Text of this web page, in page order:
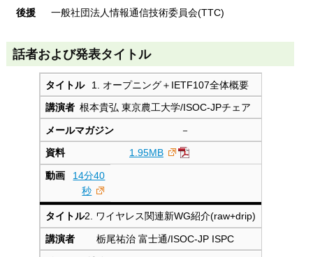
後援
一般社団法人情報通信技術委員会(TTC)
話者および発表タイトル
1. オープニング＋IETF107全体概要
根本貴弘 東京農工大学/ISOC-JPチェア
－
1.95MB
14分40
秒
2. ワイヤレス関連新WG紹介(raw+drip)
栃尾祐治 富士通/ISOC-JP ISPC